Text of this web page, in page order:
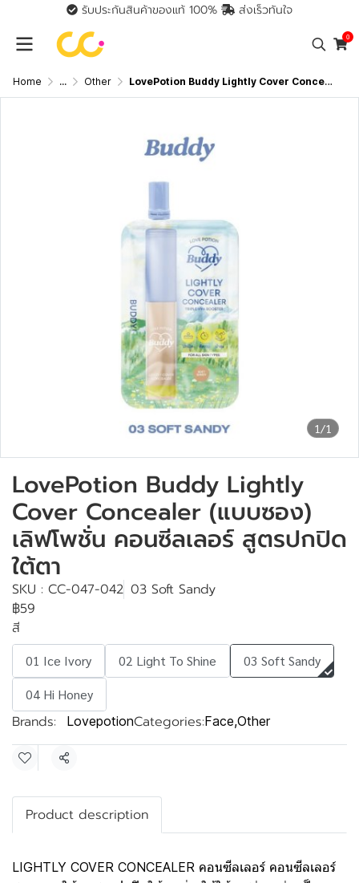
รับประกันสินค้าของแท้ 100% ส่งเร็วทันใจ
0
Home ... Other LovePotion Buddy Lightly Cover Concealer (แบบซอง) เลิฟโพชั่น คอนซีลเลอร์ สูตรปกปิดใต้ตา
1/1
LovePotion Buddy Lightly
Cover Concealer (แบบซอง)
เลิฟโพชั่น คอนซีลเลอร์ สูตรปกปิด
ใต้ตา
SKU : CC-047-042 03 Soft Sandy
฿59
สี
01 Ice Ivory 02 Light To Shine
03 Soft Sandy
04 Hi Honey
Brands: LovepotionCategories:Face,Other
Share
Product description
LIGHTLY COVER CONCEALER คอนซีลเลอร์ คอนซีลเลอร์